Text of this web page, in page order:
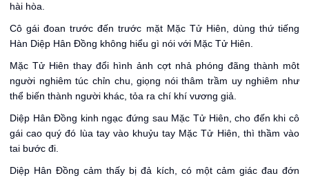
hài hòa.
Cô gái đoan trước đến trước mặt Mặc Tử Hiên, dùng thứ tiếng
Hàn Diệp Hân Đồng không hiểu gì nói với Mặc Tử Hiên.
Mặc Tử Hiên thay đổi hình ảnh cợt nhả phóng đãng thành môt
người nghiêm túc chỉn chu, giọng nói thâm trầm uy nghiêm như
thể biến thành người khác, tỏa ra chí khí vương giả.
Diệp Hân Đồng kinh ngạc đứng sau Mặc Tử Hiên, cho đến khi cô
gái cao quý đó lùa tay vào khuỷu tay Mặc Tử Hiên, thì thầm vào
tai bước đi.
Diệp Hân Đồng cảm thấy bị đả kích, có một cảm giác đau đớn